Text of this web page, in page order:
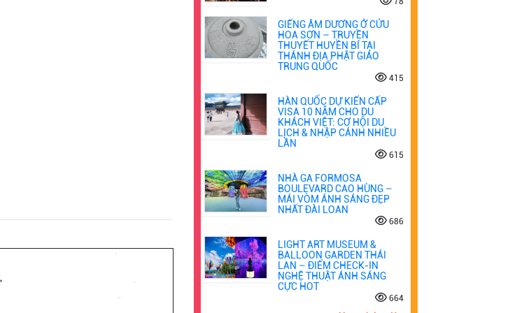
GIẾNG ÂM DƯƠNG Ở CỬU
HOA SƠN – TRUYỀN
THUYẾT HUYỀN BÍ TẠI
THÁNH ĐỊA PHẬT GIÁO
TRUNG QUỐC
415
HÀN QUỐC DỰ KIẾN CẤP
VISA 10 NĂM CHO DU
KHÁCH VIỆT: CƠ HỘI DU
LỊCH & NHẬP CẢNH NHIỀU
LẦN
615
NHÀ GA FORMOSA
BOULEVARD CAO HÙNG –
MÁI VÒM ÁNH SÁNG ĐẸP
NHẤT ĐÀI LOAN
686
LIGHT ART MUSEUM &
BALLOON GARDEN THÁI
LAN – ĐIỂM CHECK-IN
NGHỆ THUẬT ÁNH SÁNG
CỰC HOT
664